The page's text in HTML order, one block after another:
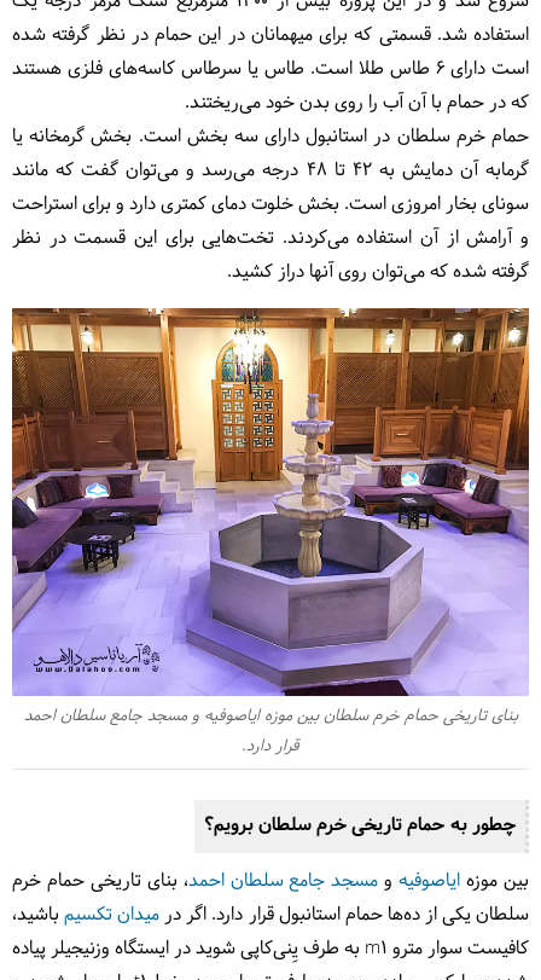
استفاده شد. قسمتی که برای میهمانان در این حمام در نظر گرفته شده
است دارای 6 طاس طلا است. طاس یا سرطاس کاسه‌های فلزی هستند
که در حمام با آن آب را روی بدن خود می‌ریختند.
حمام خرم سلطان در استانبول دارای سه بخش است. بخش گرمخانه یا
گرمابه آن دمایش به 42 تا 48 درجه می‌رسد و می‌توان گفت که مانند
سونای بخار امروزی است. بخش خلوت دمای کمتری دارد و برای استراحت
و آرامش از آن استفاده می‌کردند. تخت‌هایی برای این قسمت در نظر
گرفته شده که می‌توان روی آنها دراز کشید.
بنای تاریخی حمام خرم سلطان بین موزه ایاصوفیه و مسجد جامع سلطان احمد
قرار دارد.
چطور به حمام تاریخی خرم سلطان برویم؟
بین موزه ایاصوفیهو مسجد جامع سلطان احمد، بنای تاریخی حمام خرم
سلطان یکی از ده‌ها حمام استانبول قرار دارد. اگر درمیدان تکسیمباشید،
کافیست سوار مترو m1 به طرف یِنی‌کاپی شوید در ایستگاه وزنیجیلر پیاده